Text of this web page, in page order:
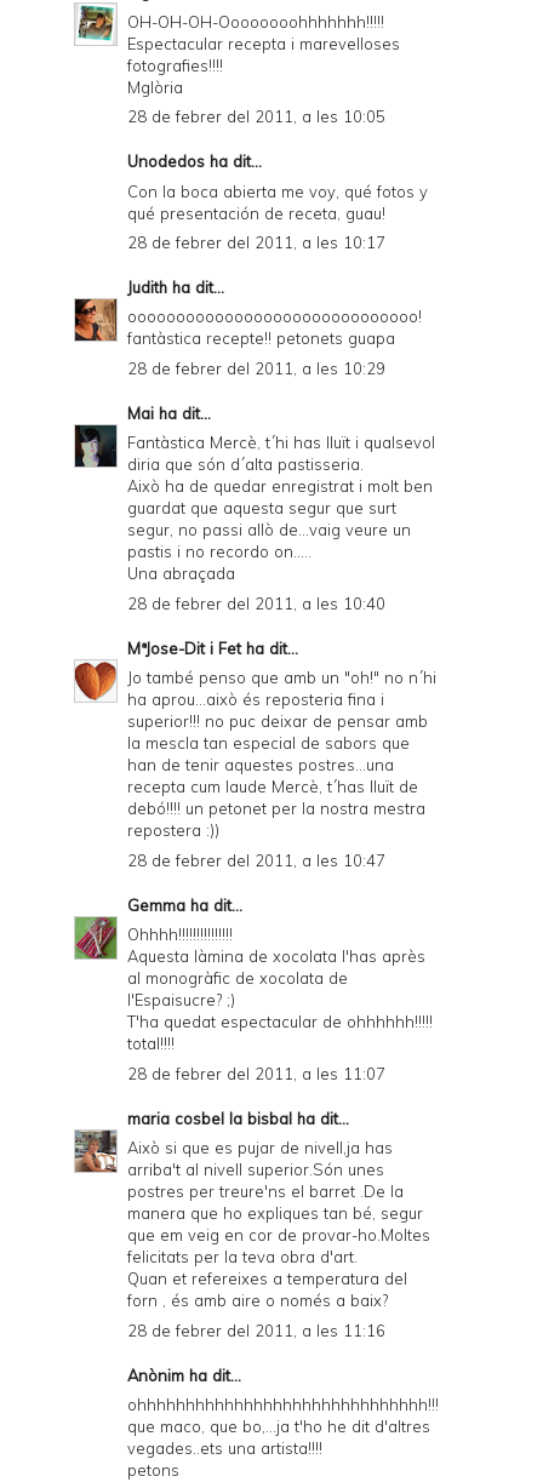
OH-OH-OH-Oooooooohhhhhhh!!!!!
Espectacular recepta i marevelloses
fotografies!!!!
Mglòria
28 de febrer del 2011, a les 10:05
Unodedos ha dit...
Con la boca abierta me voy, qué fotos y
qué presentación de receta, guau!
28 de febrer del 2011, a les 10:17
Judith ha dit...
oooooooooooooooooooooooooooooo!
fantàstica recepte!! petonets guapa
28 de febrer del 2011, a les 10:29
Mai ha dit...
Fantàstica Mercè, t´hi has lluït i qualsevol
diria que són d´alta pastisseria.
Això ha de quedar enregistrat i molt ben
guardat que aquesta segur que surt
segur, no passi allò de...vaig veure un
pastis i no recordo on.....
Una abraçada
28 de febrer del 2011, a les 10:40
MªJose-Dit i Fetha dit...
Jo també penso que amb un "oh!" no n´hi
ha aprou...això és reposteria fina i
superior!!! no puc deixar de pensar amb
la mescla tan especial de sabors que
han de tenir aquestes postres...una
recepta cum laude Mercè, t´has lluït de
debó!!!! un petonet per la nostra mestra
repostera :))
28 de febrer del 2011, a les 10:47
Gemma ha dit...
Ohhhh!!!!!!!!!!!!!!!
Aquesta làmina de xocolata l'has après
al monogràfic de xocolata de
l'Espaisucre? ;)
T'ha quedat espectacular de ohhhhhh!!!!!
total!!!!
28 de febrer del 2011, a les 11:07
maria cosbel la bisbal ha dit...
Això si que es pujar de nivell,ja has
arriba't al nivell superior.Són unes
postres per treure'ns el barret .De la
manera que ho expliques tan bé, segur
que em veig en cor de provar-ho.Moltes
felicitats per la teva obra d'art.
Quan et refereixes a temperatura del
forn , és amb aire o només a baix?
28 de febrer del 2011, a les 11:16
Anònim ha dit...
ohhhhhhhhhhhhhhhhhhhhhhhhhhhhhh!!!
que maco, que bo,...ja t'ho he dit d'altres
vegades..ets una artista!!!!
petons